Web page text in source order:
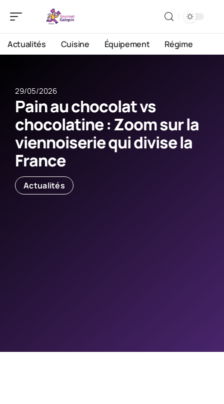
Actualités Cuisine Équipement Régime
29/05/2026
Pain au chocolat vs
chocolatine : Zoom sur la
viennoiserie qui divise la
France
Actualités